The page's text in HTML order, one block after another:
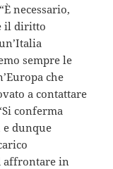
necessario,
il diritto
sempre le
che
a contattare
conferma
dunque
affrontare in